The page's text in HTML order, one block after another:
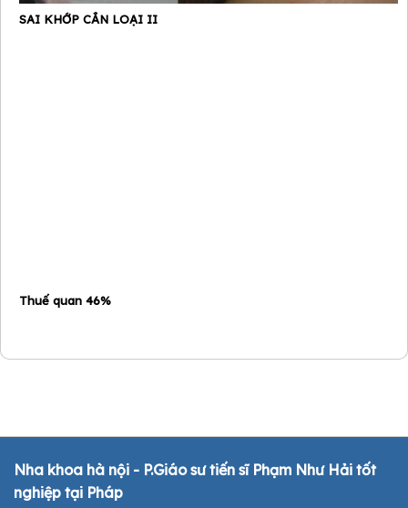
SAI KHỚP CẮN LOẠI II
Thuế quan 46%
Nha khoa hà nội - P.Giáo sư tiến sĩ Phạm Như Hải tốt
nghiệp tại Pháp